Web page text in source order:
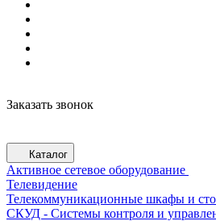
Заказать звонок
Каталог
Активное сетевое оборудование
Телевидение
Телекоммуникационные шкафы и
СКУД - Системы контроля и